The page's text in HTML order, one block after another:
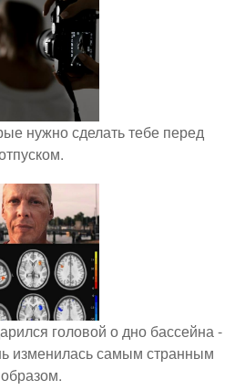
нужно сделать тебе перед
головой о дно бассейна -
изменилась самым странным
образом.